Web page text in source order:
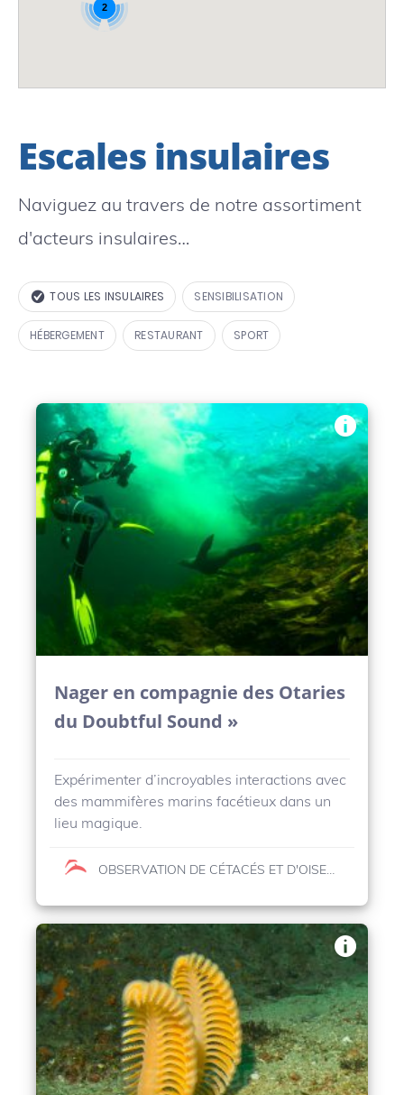
2
Escales insulaires
Naviguez au travers de notre assortiment
d'acteurs insulaires…
TOUS LES INSULAIRES SENSIBILISATION
HÉBERGEMENT RESTAURANT SPORT
Nager en compagnie des Otaries
du Doubtful Sound »
Expérimenter d’incroyables interactions avec
des mammifères marins facétieux dans un
lieu magique.
OBSERVATION DE CÉTACÉS ET D'OISEAUX MARINS